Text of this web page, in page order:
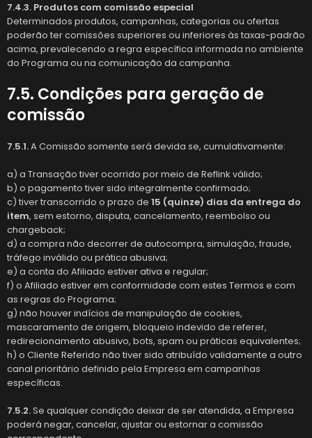
7.4.3. Produtos com comissão especial
Determinados produtos, campanhas, categorias ou ofertas
poderão ter comissões superiores ou inferiores às taxas-padrão
acima, prevalecendo a regra específica informada no ambiente
do Programa ou na comunicação da campanha.
7.5. Condições para geração de
comissão
7.5.1.A Comissão somente será devida se, cumulativamente:
a) a Transação tiver ocorrido por meio de Reflink válido;
b) o pagamento tiver sido integralmente confirmado;
c) tiver transcorrido o prazo de 15 (quinze) dias da entrega do
item, sem estorno, disputa, cancelamento, reembolso ou
chargeback;
d) a compra não decorrer de autocompra, simulação, fraude,
tráfego inválido ou prática abusiva;
e) a conta do Afiliado estiver ativa e regular;
f) o Afiliado estiver em conformidade com estes Termos e com
as regras do Programa;
g) não houver indícios de manipulação de cookies,
mascaramento de origem, bloqueio indevido de referer,
redirecionamento abusivo, bots, spam ou práticas equivalentes;
h) o Cliente Referido não tiver sido atribuído validamente a outro
canal prioritário definido pela Empresa em campanhas
específicas.
7.5.2.Se qualquer condição deixar de ser atendida, a Empresa
poderá negar, cancelar, ajustar ou estornar a comissão